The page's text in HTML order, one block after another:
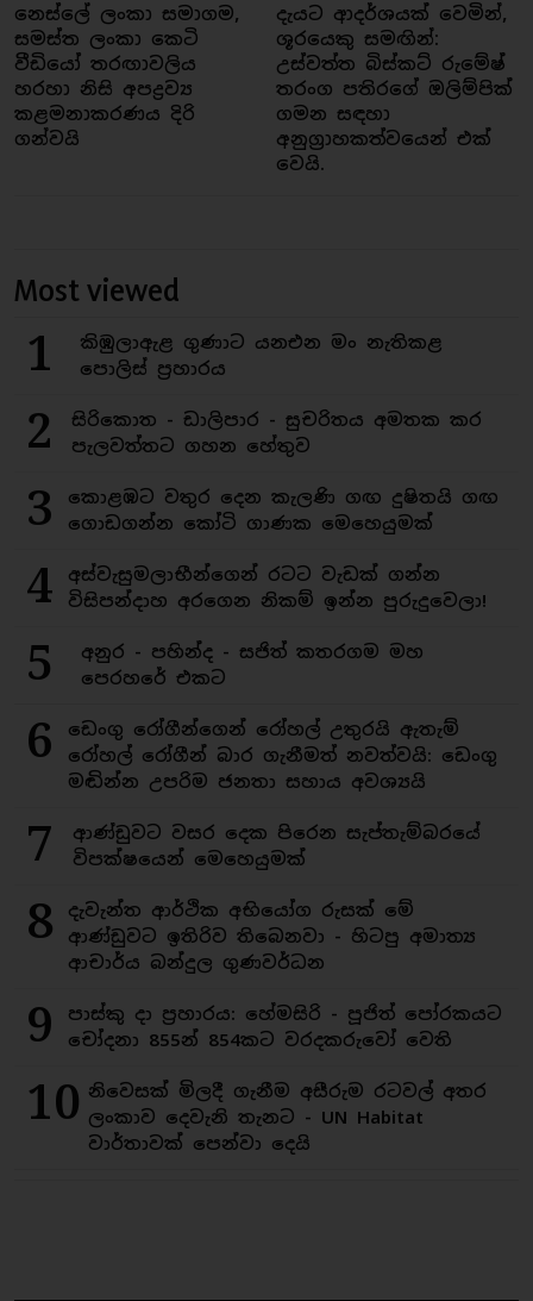
නෙස්ලේ ලංකා සමාගම,
සමස්ත ලංකා කෙටි
වීඩියෝ තරඟාවලිය
හරහා නිසි අපද්‍රව්‍ය
කළමනාකරණය දිරි
ගන්වයි
දැයට ආදර්ශයක් වෙමින්,
ශූරයෙකු සමඟින්:
උස්වත්ත බිස්කට් රුමේෂ්
තරංග පතිරගේ ඔලිම්පික්
ගමන සඳහා
අනුග්‍රාහකත්වයෙන් එක්
වෙයි.
Most viewed
1
කිඹුලාඇළ ගුණාට යනඑන මං නැතිකළ
පොලිස් ප්‍රහාරය
2
සිරිකොත - ඩාලිපාර - සුචරිතය අමතක කර
පැලවත්තට ගහන හේතුව
3
කොළඹට වතුර දෙන කැලණි ගඟ දුෂිතයි ගඟ
ගොඩගන්න කෝටි ගාණක මෙහෙයුමක්
4
අස්වැසුමලාභීන්ගෙන් රටට වැඩක් ගන්න
විසිපන්දාහ අරගෙන නිකම් ඉන්න පුරුදුවෙලා!
5
අනුර - පහින්ද - සජිත් කතරගම මහ
පෙරහරේ එකට
6
ඩෙංගු රෝගීන්ගෙන් රෝහල් උතුරයි ඇතැම්
රෝහල් රෝගීන් බාර ගැනීමත් නවත්වයි: ඩෙංගු
මඬින්න උපරිම ජනතා සහාය අවශ්‍යයි
7
ආණ්ඩුවට වසර දෙක පිරෙන සැප්තැම්බරයේ
විපක්ෂයෙන් මෙහෙයුමක්
8
දැවැන්ත ආර්ථික අභියෝග රුසක් මේ
ආණ්ඩුවට ඉතිරිව තිබෙනවා - හිටපු අමාත්‍ය
ආචාර්ය බන්දුල ගුණවර්ධන
9
පාස්කු දා ප්‍රහාරය: හේමසිරි - පූජිත් පෝරකයට
චෝදනා 855න් 854කට වරදකරුවෝ වෙති
10 නිවෙසක් මිලදී ගැනීම අසීරුම රටවල් අතර
ලංකාව දෙවැනි තැනට - UN Habitat
වාර්තාවක් පෙන්වා දෙයි